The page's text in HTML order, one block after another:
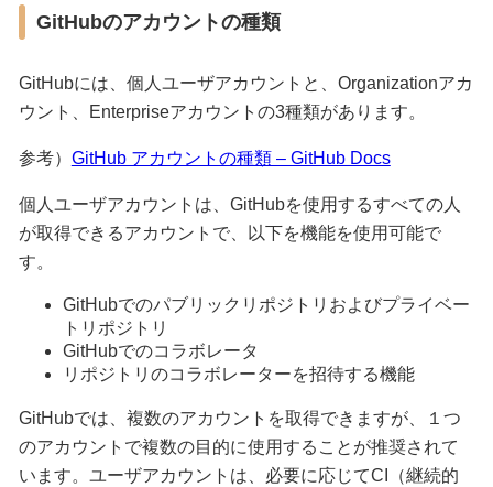
GitHubのアカウントの種類
GitHubには、個人ユーザアカウントと、Organizationアカ
ウント、Enterpriseアカウントの3種類があります。
参考） GitHub アカウントの種類 – GitHub Docs
個人ユーザアカウントは、GitHubを使用するすべての人
が取得できるアカウントで、以下を機能を使用可能で
す。
GitHubでのパブリックリポジトリおよびプライベー
トリポジトリ
GitHubでのコラボレータ
リポジトリのコラボレーターを招待する機能
GitHubでは、複数のアカウントを取得できますが、１つ
のアカウントで複数の目的に使用することが推奨されて
います。ユーザアカウントは、必要に応じてCI（継続的